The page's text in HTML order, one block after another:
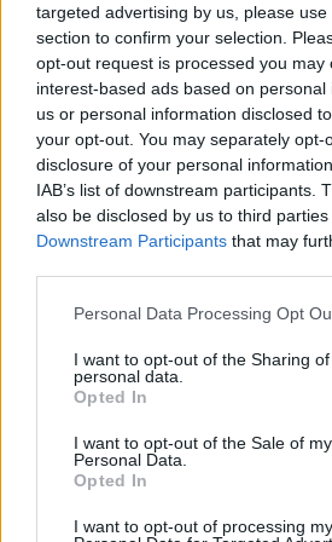
targeted advertising by us, please
section to confirm your selection.
opt-out request is processed you may
interest-based ads based on
us or personal information disclosed
your opt-out. You may separately opt-
disclosure of your personal
IAB’s list of downstream participants.
also be disclosed by us to third
Downstream Participants that may
Personal Data Processing Opt
I want to opt-out of the Sharing
personal data.
Opted In
I want to opt-out of the Sale of my
Personal Data.
Opted In
I want to opt-out of processing my
Λέσβου
Την Κυριακή 9 Αυγούστου, στις
7.30 το απόγευμα, έξω από το
κεντρικό κτήριο της Περιφέρειας
Βορείου Αιγαίου στη Μυτιλήνη η
κινητοποίηση
ΔΡΑΣΕΙΣ
Ρούχα και τρόφιμα για τους
ανθρώπους που έχουν ανάγκη
Νέα συνεργασία της
Σύνδεσμο Κοινωνικής Προστασίας
και Αλληλεγγύης
ΔΡΑΣΕΙΣ
παιδιά της «Κυψέλης»
Μουσική, τραγούδι και χορός στη
Λέσχη Αξιωματικών από τον
98 ΑΔΤΕ